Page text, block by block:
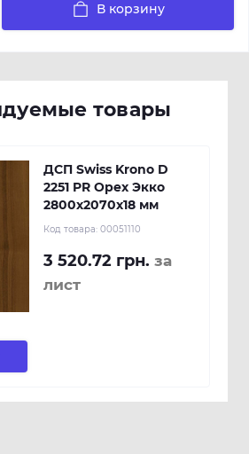
В корзину
товары
ДСП Swiss Krono D
2251 PR Орех Экко
2800х2070х18 мм
Код товара: 00051110
3 520.72 грн. за
лист